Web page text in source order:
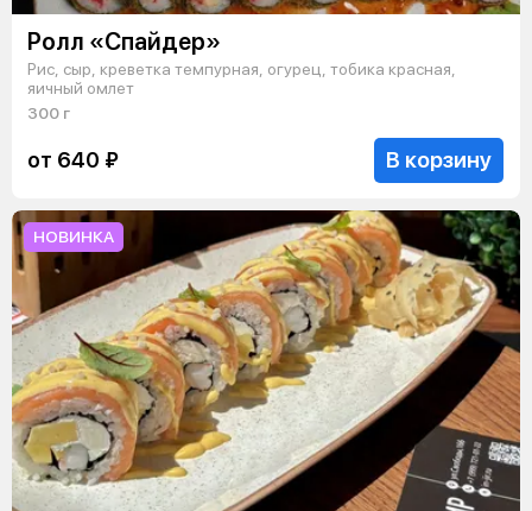
Ролл «Спайдер»
Рис, сыр, креветка темпурная, огурец, тобика красная,
яичный омлет
300 г
от 640 ₽ В корзину
НОВИНКА